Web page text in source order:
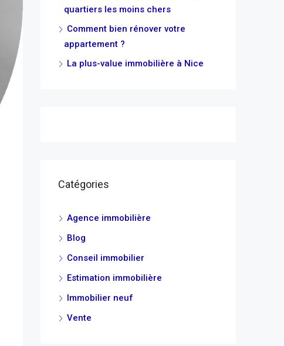
quartiers les moins chers
Comment bien rénover votre
appartement ?
La plus-value immobilière à Nice
Catégories
Agence immobilière
Blog
Conseil immobilier
Estimation immobilière
Immobilier neuf
Vente